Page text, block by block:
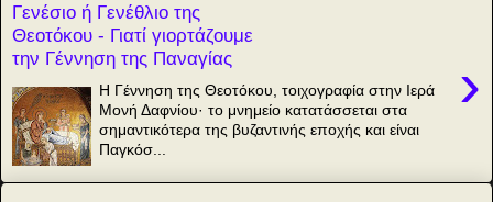
Γενέσιο ή Γενέθλιο της
Θεοτόκου - Γιατί γιορτάζουμε
την Γέννηση της Παναγίας
›
Η Γέννηση της Θεοτόκου, τοιχογραφία στην Ιερά
Μονή Δαφνίου· το μνημείο κατατάσσεται στα
σημαντικότερα της βυζαντινής εποχής και είναι
Παγκόσ...